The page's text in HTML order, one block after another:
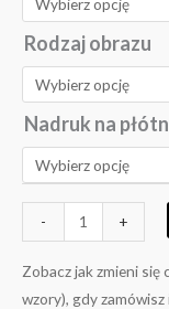
Rodzaj obrazu
Nadruk na
- +
Zobacz jak zmieni się
wzory), gdy